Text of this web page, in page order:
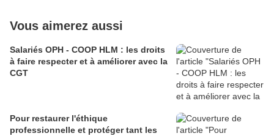
Vous aimerez aussi
Salariés OPH - COOP HLM : les droits
à faire respecter et à améliorer avec la
CGT
Pour restaurer l'éthique
professionnelle et protéger tant les